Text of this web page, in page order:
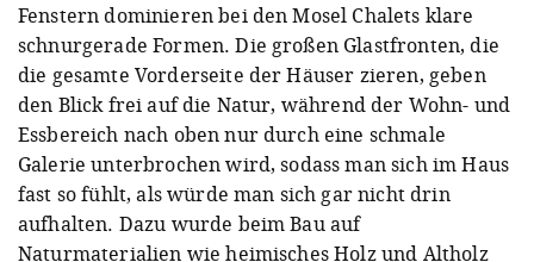
Fenstern dominieren bei den Mosel Chalets klare
schnurgerade Formen. Die großen Glastfronten, die
die gesamte Vorderseite der Häuser zieren, geben
den Blick frei auf die Natur, während der Wohn- und
Essbereich nach oben nur durch eine schmale
Galerie unterbrochen wird, sodass man sich im Haus
fast so fühlt, als würde man sich gar nicht drin
aufhalten. Dazu wurde beim Bau auf
Naturmaterialien wie heimisches Holz und Altholz